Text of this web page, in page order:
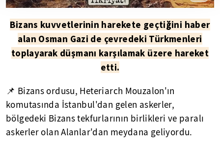
Bizans kuvvetlerinin harekete geçtiğini haber
alan Osman Gazi de çevredeki Türkmenleri
toplayarak düşmanı karşılamak üzere hareket
etti.
📌 Bizans ordusu, Heteriarch Mouzalon'ın
komutasında İstanbul'dan gelen askerler,
bölgedeki Bizans tekfurlarının birlikleri ve paralı
askerler olan Alanlar'dan meydana geliyordu.